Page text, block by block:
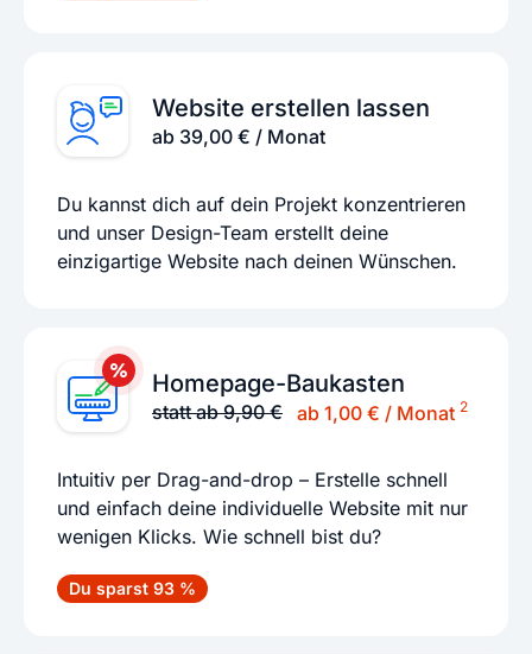
Website erstellen lassen
ab 39,00 € / Monat
Du kannst dich auf dein Projekt konzentrieren
und unser Design-Team erstellt deine
einzigartige Website nach deinen Wünschen.
Homepage-Baukasten
statt ab 9,90 € ab 1,00 € / Monat 2
Intuitiv per Drag-and-drop – Erstelle schnell
und einfach deine individuelle Website mit nur
wenigen Klicks. Wie schnell bist du?
Du sparst 93 %